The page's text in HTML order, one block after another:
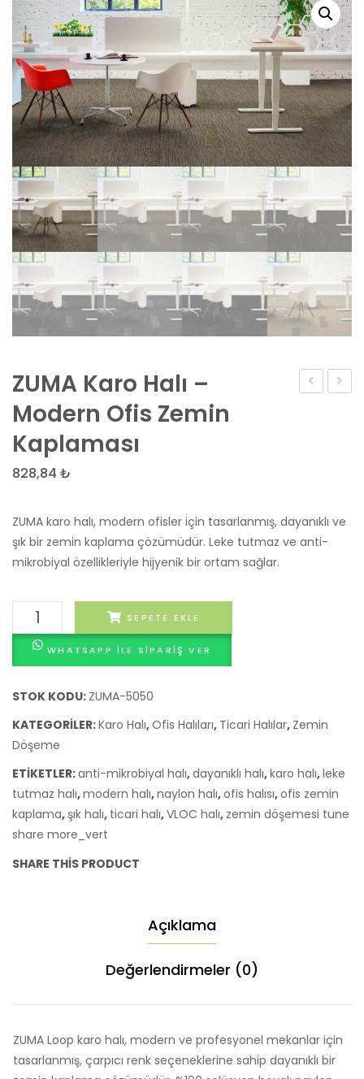
Şık
ZUMA Karo Halı –
Modern Ofis Zemin
Kaplaması
828,84 ₺
ZUMA karo halı, modern ofisler için tasarlanmış, dayanıklı ve
şık bir zemin kaplama çözümüdür. Leke tutmaz ve anti-
mikrobiyal özellikleriyle hijyenik bir ortam sağlar.
ZUMA
Karo
Modern
Zemin
Kaplaması
adet
SEPETE EKLE
WHATSAPP ILE SIPARIŞ VER
STOK KODU: ZUMA-5050
KATEGORILER:Karo Halı,Ofis Halıları, Ticari Halılar, Zemin
Döşeme
ETIKETLER:anti-mikrobiyal halı,dayanıklı halı,karo halı,leke
tutmaz halı,modern halı,naylon halı,ofis halısı,ofis zemin
kaplama, şık halı, ticari halı,VLOC halı, zemin döşemesi tune
share more_vert
SHARE THIS PRODUCT
Açıklama
Değerlendirmeler (0)
ZUMA Loop karo halı, modern ve profesyonel mekanlar için
tasarlanmış, çarpıcı renk seçeneklerine sahip dayanıklı bir